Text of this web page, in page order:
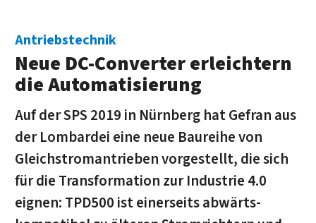
Antriebstechnik
Neue DC-Converter erleichtern
die Automatisierung
Auf der SPS 2019 in Nürnberg hat Gefran aus
der Lombardei eine neue Bau­reihe von
Gleich­strom­antrieben vorgestellt, die sich
für die Trans­formation zur Industrie 4.0
eignen: TPD500 ist einer­seits abwärts­